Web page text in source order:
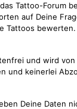
Tattoo-Forum
auf Deine
Tattoos bewerten.
und wird
und keinerlei
Deine Daten